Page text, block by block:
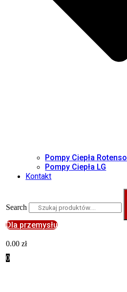
Pompy Ciepła Rotenso
Pompy Ciepła LG
Kontakt
Search
Dla przemysłu
0.00zł
0